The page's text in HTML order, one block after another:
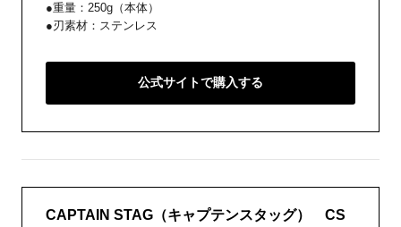
●重量：250g（本体）
●刃素材：ステンレス
公式サイトで購入する
CAPTAIN STAG（キャプテンスタッグ） CS